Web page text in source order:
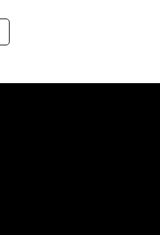
heeft